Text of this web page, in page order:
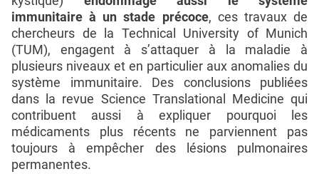
immunitaire à un stade précoce, ces travaux de
chercheurs de la Technical University of Munich
(TUM), engagent à s’attaquer à la maladie à
plusieurs niveaux et en particulier aux anomalies du
système immunitaire. Des conclusions publiées
dans la revue Science Translational Medicine qui
contribuent aussi à expliquer pourquoi les
médicaments plus récents ne parviennent pas
toujours à empêcher des lésions pulmonaires
permanentes.